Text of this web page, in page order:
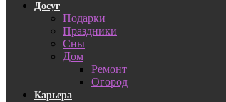
Досуг
Подарки
Праздники
Сны
Дом
Ремонт
Огород
Карьера